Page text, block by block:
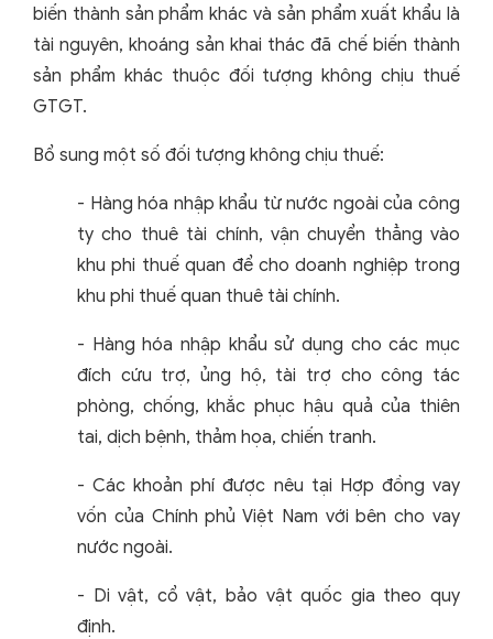
biến thành sản phẩm khác và sản phẩm xuất khẩu là
tài nguyên, khoáng sản khai thác đã chế biến thành
sản phẩm khác thuộc đối tượng không chịu thuế
GTGT.
Bổ sung một số đối tượng không chịu thuế:
- Hàng hóa nhập khẩu từ nước ngoài của công
ty cho thuê tài chính, vận chuyển thẳng vào
khu phi thuế quan để cho doanh nghiệp trong
khu phi thuế quan thuê tài chính.
- Hàng hóa nhập khẩu sử dụng cho các mục
đích cứu trợ, ủng hộ, tài trợ cho công tác
phòng, chống, khắc phục hậu quả của thiên
tai, dịch bệnh, thảm họa, chiến tranh.
- Các khoản phí được nêu tại Hợp đồng vay
vốn của Chính phủ Việt Nam với bên cho vay
nước ngoài.
- Di vật, cổ vật, bảo vật quốc gia theo quy
định.